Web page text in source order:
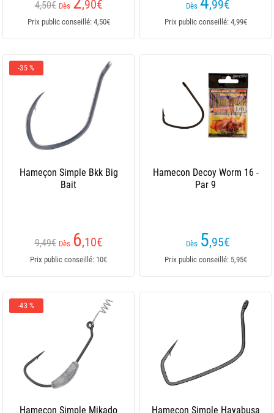
4,50€ Dès ,90€
Prix public conseillé: 4,50€
Dès ,99€
Prix public conseillé: 4,99€
-35 %
Hameçon Simple Bkk Big
Bait
9,49€ Dès 6,10€
Prix public conseillé: 10€
Hamecon Decoy Worm 16 -
Par 9
Dès 5,95€
Prix public conseillé: 5,95€
-43 %
Hameçon Simple Mikado
Hameçon Simple Hayabusa